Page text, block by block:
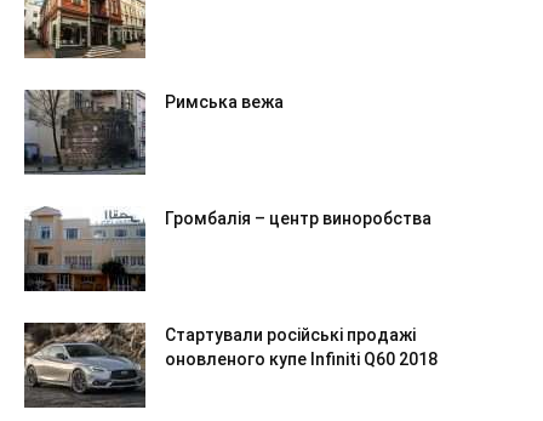
Римська вежа
Громбалія – центр виноробства
Стартували російські продажі
оновленого купе Infiniti Q60 2018